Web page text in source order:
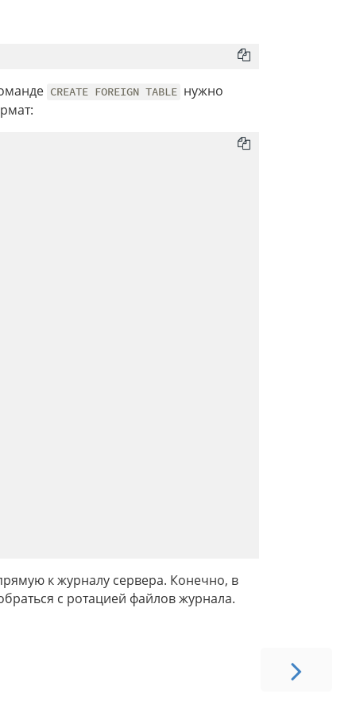
CREATE FOREIGN TABLE нужно
к журналу сервера. Конечно, в
с ротацией файлов журнала.